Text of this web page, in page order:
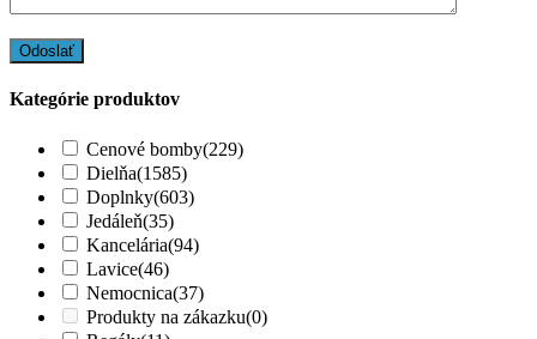
Kategórie produktov
Cenové bomby(229)
Dielňa(1585)
Doplnky(603)
Jedáleň(35)
Kancelária(94)
Lavice(46)
Nemocnica(37)
Produkty na zákazku(0)